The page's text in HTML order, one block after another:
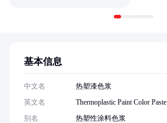
基本信息
中文名
热塑漆色浆
英文名
Thermoplastic Paint Color Paste
别名
热塑性涂料色浆